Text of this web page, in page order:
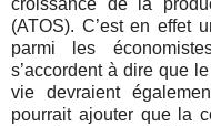
croissance de la
(ATOS). C’est en effet
parmi les
s’accordent à dire que
vie devraient
pourrait ajouter que la